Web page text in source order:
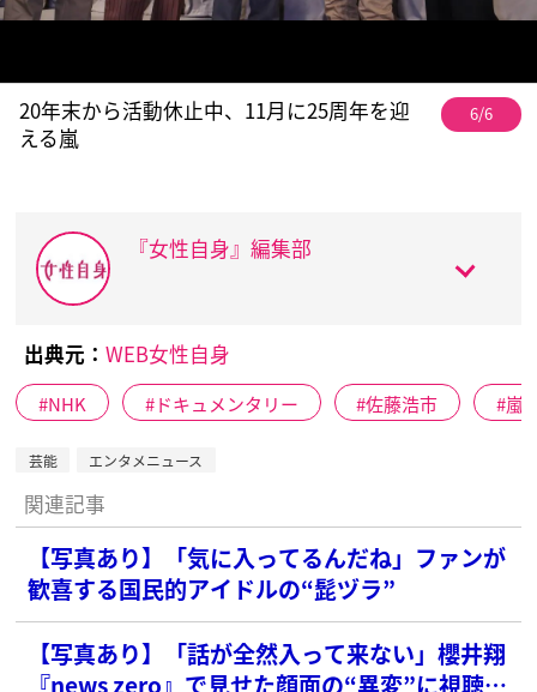
20年末から活動休止中、11月に25周年を迎
える嵐
6/6
『女性自身』編集部
出典元： WEB女性自身
NHK ドキュメンタリー 佐藤浩市 嵐
芸能 エンタメニュース
関連記事
【写真あり】「気に入ってるんだね」ファンが
歓喜する国民的アイドルの“髭ヅラ”
【写真あり】「話が全然入って来ない」櫻井翔
『news zero』で見せた顔面の“異変”に視聴者